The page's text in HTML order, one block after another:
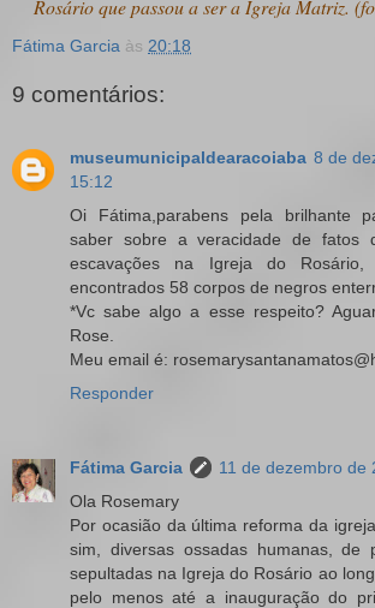
Rosário que passou a ser a Igreja Matriz.
Fátima Garcia às 20:18
9 comentários:
museumunicipaldearacoiaba 8 de
15:12
Oi Fátima,parabens pela brilhante
saber sobre a veracidade de fatos
escavações na Igreja do
encontrados 58 corpos de negros
*Vc sabe algo a esse respeito?
Rose.
Meu email é:
Responder
Fátima Garcia
11 de dezembro de
Ola Rosemary
Por ocasião da última reforma da
sim, diversas ossadas humanas, de
sepultadas na Igreja do Rosário ao
pelo menos até a inauguração do